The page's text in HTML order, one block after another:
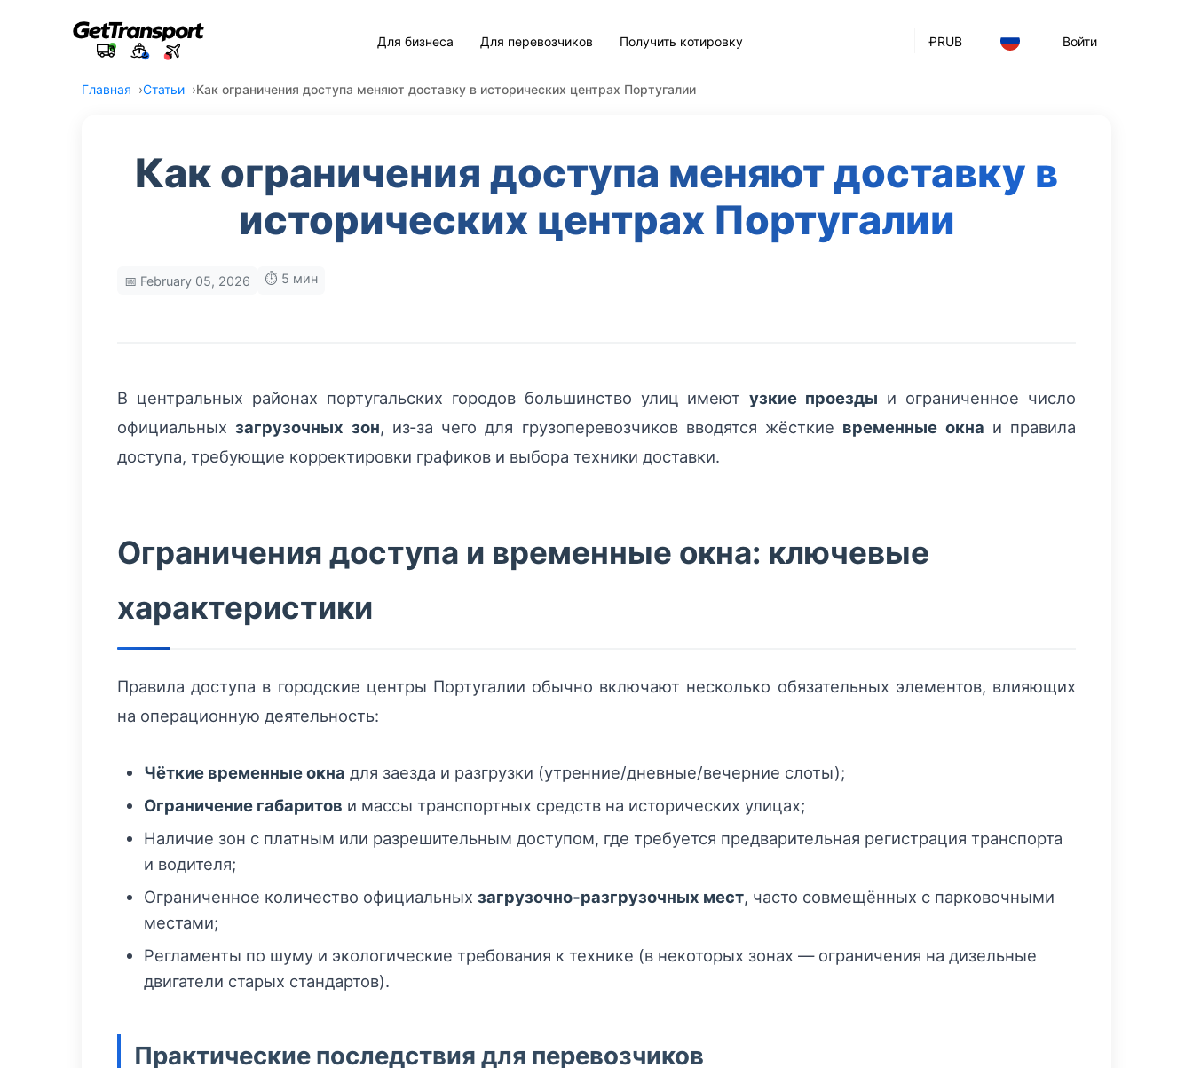
₽RUB Войти
Для бизнеса Для перевозчиков Получить котировку
Главная Статьи Как ограничения доступа меняют доставку в исторических центрах Португалии
Как ограничения доступа меняют доставку в
исторических центрах Португалии
📅 February 05, 2026 ⏱️ 5 мин
В центральных районах португальских городов большинство улиц имеютузкие проезды и ограниченное число
официальныхзагрузочных зон, из‑за чего для грузоперевозчиков вводятся жёсткие временные окна и правила
доступа, требующие корректировки графиков и выбора техники доставки.
Ограничения доступа и временные окна: ключевые
характеристики
Правила доступа в городские центры Португалии обычно включают несколько обязательных элементов, влияющих
на операционную деятельность:
Чёткие временные окна для заезда и разгрузки (утренние/дневные/вечерние слоты);
Ограничение габаритов и массы транспортных средств на исторических улицах;
Наличие зон с платным или разрешительным доступом, где требуется предварительная регистрация транспорта
и водителя;
Ограниченное количество официальных загрузочно‑разгрузочных мест, часто совмещённых с парковочными
местами;
Регламенты по шуму и экологические требования к технике (в некоторых зонах — ограничения на дизельные
двигатели старых стандартов).
Практические последствия для перевозчиков